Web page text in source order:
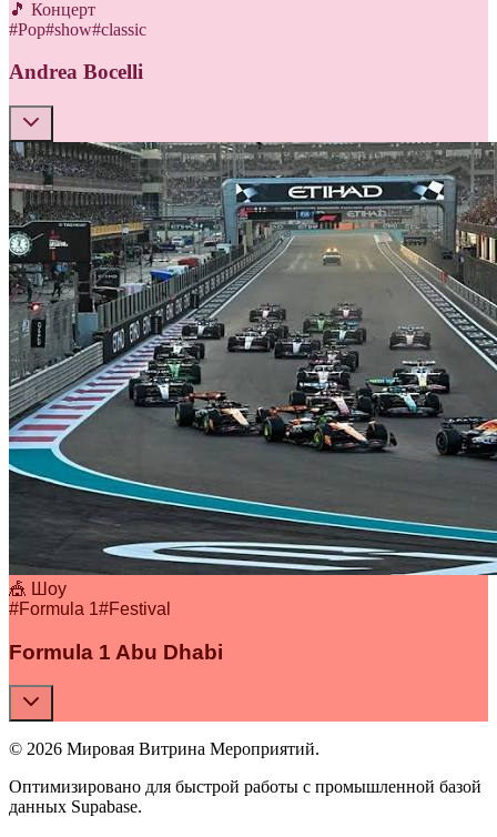
🎵 Концерт
#Pop#show#classic
Andrea Bocelli
🎪 Шоу
#Formula 1#Festival
Formula 1 Abu Dhabi
© 2026 Мировая Витрина Мероприятий.
Оптимизировано для быстрой работы с промышленной базой
данных Supabase.